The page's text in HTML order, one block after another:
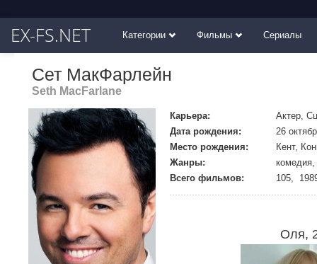
EX-FS.NET Категории Фильмы Сериалы
Сет МакФарлейн
Seth MacFarlane
Карьера:
Актер,
Дата рождения:
26
Место рождения:
Кент,
Жанры:
Всего фильмов:
105,
Оля,